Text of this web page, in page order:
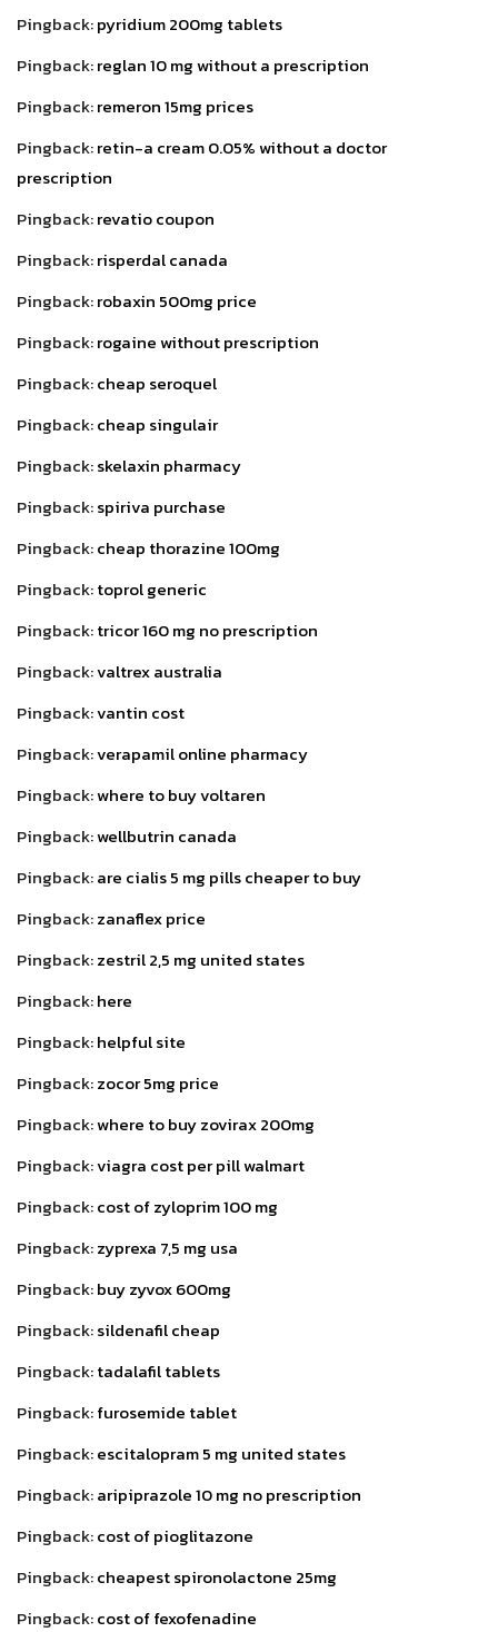
Pingback:pyridium 200mg tablets
Pingback:reglan 10 mg without a prescription
Pingback:remeron 15mg prices
Pingback:retin-a cream 0.05% without a doctor
prescription
Pingback:revatio coupon
Pingback:risperdal canada
Pingback:robaxin 500mg price
Pingback:rogaine without prescription
Pingback:cheap seroquel
Pingback:cheap singulair
Pingback:skelaxin pharmacy
Pingback:spiriva purchase
Pingback:cheap thorazine 100mg
Pingback:toprol generic
Pingback:tricor 160 mg no prescription
Pingback:valtrex australia
Pingback:vantin cost
Pingback:verapamil online pharmacy
Pingback:where to buy voltaren
Pingback:wellbutrin canada
Pingback:are cialis 5 mg pills cheaper to buy
Pingback:zanaflex price
Pingback:zestril 2,5 mg united states
Pingback:here
Pingback:helpful site
Pingback:zocor 5mg price
Pingback:where to buy zovirax 200mg
Pingback:viagra cost per pill walmart
Pingback:cost of zyloprim 100 mg
Pingback:zyprexa 7,5 mg usa
Pingback:buy zyvox 600mg
Pingback:sildenafil cheap
Pingback:tadalafil tablets
Pingback:furosemide tablet
Pingback:escitalopram 5 mg united states
Pingback:aripiprazole 10 mg no prescription
Pingback:cost of pioglitazone
Pingback:cheapest spironolactone 25mg
Pingback:cost of fexofenadine